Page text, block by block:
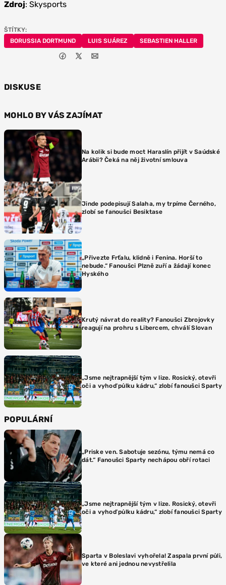
Zdroj: Skysports
ŠTÍTKY:
BORUSSIA DORTMUND
LUIS SUÁREZ SEBASTIEN HALLER
DISKUSE
MOHLO BY VÁS ZAJÍMAT
Na kolik si bude moct Haraslín přijít v Saúdské
Arábii? Čeká na něj životní smlouva
Jinde podepisují Salaha, my trpíme Černého,
zlobí se fanoušci Besiktase
„Přivezte Frťalu, klidně i Fenina. Horší to
nebude.“ Fanoušci Plzně zuří a žádají konec
Hyského
Krutý návrat do reality? Fanoušci Zbrojovky
reagují na prohru s Libercem, chválí Slovan
„Jsme nejtrapnější tým v lize. Rosický, otevři
oči a vyhoď půlku kádru,“ zlobí fanoušci Sparty
POPULÁRNÍ
„Priske ven. Sabotuje sezónu, týmu nemá co
dát.“ Fanoušci Sparty nechápou obří rotaci
„Jsme nejtrapnější tým v lize. Rosický, otevři
oči a vyhoď půlku kádru,“ zlobí fanoušci Sparty
Sparta v Boleslavi vyhořela! Zaspala první půli,
ve které ani jednou nevystřelila